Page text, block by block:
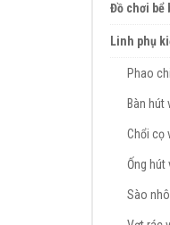
Đồ chơi bể
Linh phụ
Phao
Bàn hút
Chổi cọ
Ống hút
Sào